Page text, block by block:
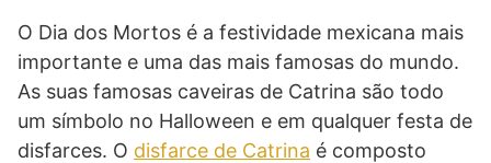
O Dia dos Mortos é a festividade mexicana mais
importante e uma das mais famosas do mundo.
As suas famosas caveiras de Catrina são todo
um símbolo no Halloween e em qualquer festa de
disfarces. O disfarce de Catrina é composto